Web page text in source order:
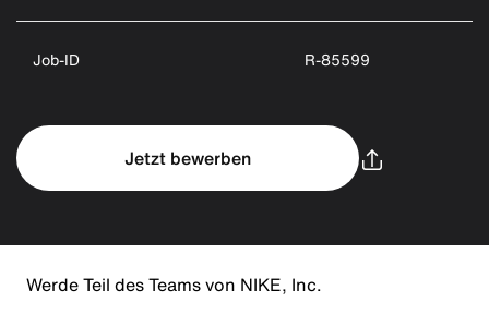
Job-ID R-85599
Jetzt bewerben
Werde Teil des Teams von NIKE, Inc.